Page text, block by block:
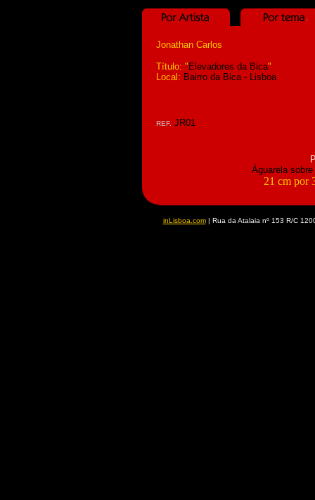
Jonathan Carlos
Título: " Elevadores da Bica"
Local: Bairro da Bica - Lisboa
REF. JR01
Águarela
21 cm por
inLisboa.com| Rua da Atalaia nº 153 R/C